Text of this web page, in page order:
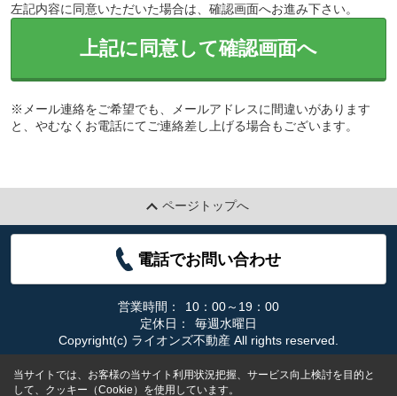
左記内容に同意いただいた場合は、確認画面へお進み下さい。
上記に同意して確認画面へ
※メール連絡をご希望でも、メールアドレスに間違いがあります
と、やむなくお電話にてご連絡差し上げる場合もございます。
ページトップへ
電話でお問い合わせ
営業時間：
10：00～19：00
定休日：
毎週水曜日
Copyright(c) ライオンズ不動産 All rights reserved.
当サイトでは、お客様の当サイト利用状況把握、サービス向上検討を目的と
して、クッキー（Cookie）を使用しています。